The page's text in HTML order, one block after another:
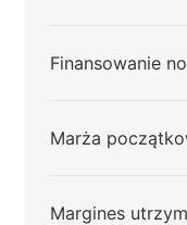
Finansowanie
Marża
Margines